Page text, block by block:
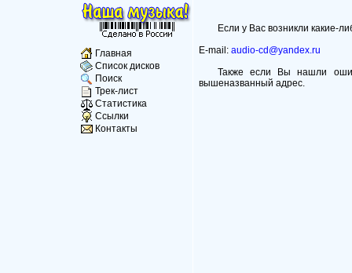
Главная
Список дисков
Поиск
Трек-лист
Статистика
Ссылки
Контакты
Если у Вас возникли какие-
E-mail: audio-cd@yandex.ru
Также если Вы нашли
вышеназванный адрес.